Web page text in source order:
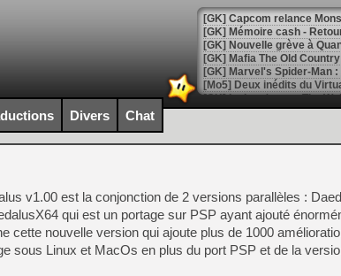
[GK] Capcom relance
[Mo5] Deux inédits du
[GK] Le beat'em up The
[GK] Endless Legend 2 :
[LS] [PS5] Le WebKit
[GK] Oubliez Crazy Taxi,
[LS] [Switch] NSZ 5.0.0
Divers Chat
v1.00 est la conjonction de 2 versions parallèles :
qui est un portage sur PSP ayant ajouté
cette nouvelle version qui ajoute plus de 1000
sous Linux et MacOs en plus du port PSP et de la